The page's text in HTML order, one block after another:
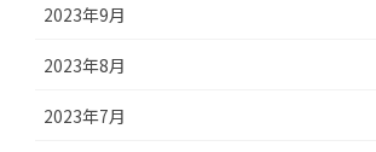
2023年9月
2023年8月
2023年7月